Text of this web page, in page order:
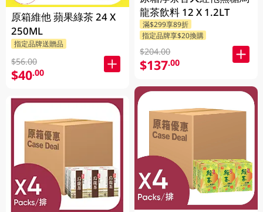
原箱維他 蘋果綠茶 24 X
250ML
指定品牌送贈品
$56.00
$40.00
龍茶飲料 12 X 1.2LT
滿$299享89折
指定品牌享$20換購
$204.00
$137.00